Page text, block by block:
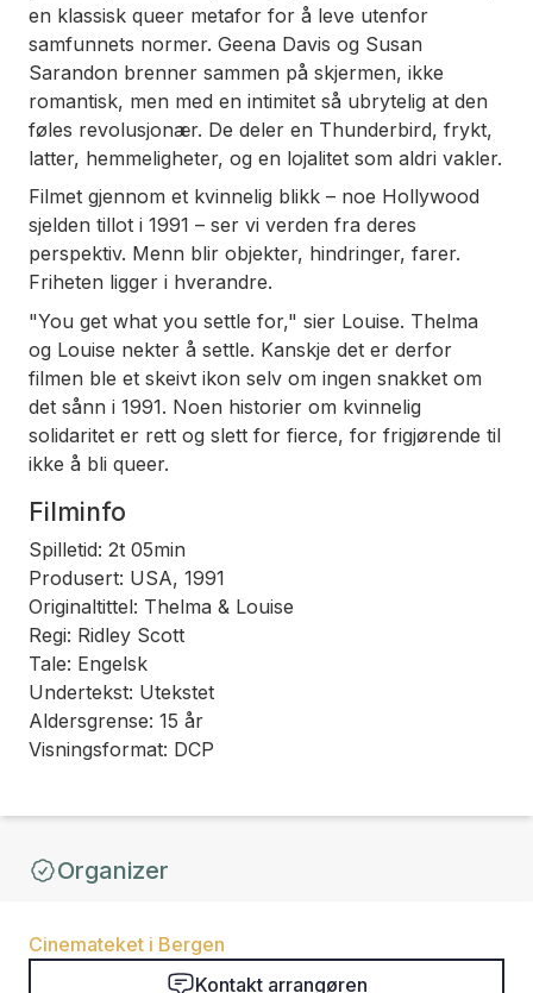
en klassisk queer metafor for å leve utenfor
samfunnets normer. Geena Davis og Susan
Sarandon brenner sammen på skjermen, ikke
romantisk, men med en intimitet så ubrytelig at den
føles revolusjonær. De deler en Thunderbird, frykt,
latter, hemmeligheter, og en lojalitet som aldri vakler.
Filmet gjennom et kvinnelig blikk – noe Hollywood
sjelden tillot i 1991 – ser vi verden fra deres
perspektiv. Menn blir objekter, hindringer, farer.
Friheten ligger i hverandre.
"You get what you settle for," sier Louise. Thelma
og Louise nekter å settle. Kanskje det er derfor
filmen ble et skeivt ikon selv om ingen snakket om
det sånn i 1991. Noen historier om kvinnelig
solidaritet er rett og slett for fierce, for frigjørende til
ikke å bli queer.
Filminfo
Spilletid: 2t 05min
Produsert: USA, 1991
Originaltittel: Thelma & Louise
Regi: Ridley Scott
Tale: Engelsk
Undertekst: Utekstet
Aldersgrense: 15 år
Visningsformat: DCP
Organizer
Cinemateket i Bergen
Kontakt arrangøren